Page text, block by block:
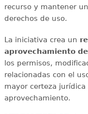
recurso y mantener
derechos de uso.
La iniciativa crea un
aprovechamiento
los permisos,
relacionadas con el
mayor certeza
aprovechamiento.